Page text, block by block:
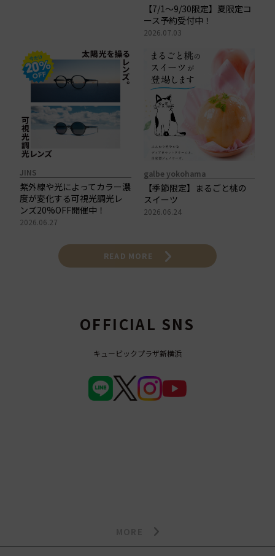
【7/1～9/30限定】夏限定コ
ース予約受付中！
2026.07.03
JINS
紫外線や光によってカラー濃
度が変化する可視光調光レ
ンズ20%OFF開催中！
2026.06.27
galbe yokohama
【季節限定】まるごと桃の
スイーツ
2026.06.24
READ MORE
OFFICIAL SNS
キュービックプラザ新横浜